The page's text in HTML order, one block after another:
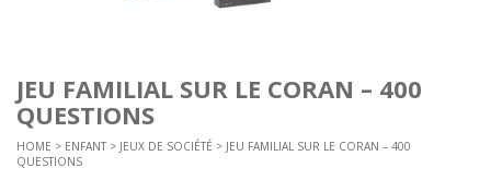
JEU FAMILIAL SUR LE CORAN – 400
QUESTIONS
HOME > ENFANT > JEUX DE SOCIÉTÉ > JEU FAMILIAL SUR LE CORAN – 400
QUESTIONS